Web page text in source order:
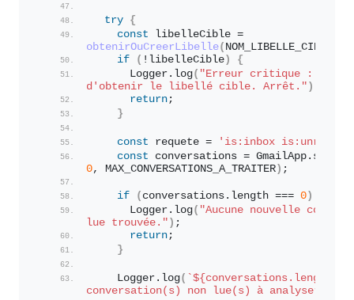
try {
const
obtenirOuCreerLibelle( NOM_LIBELLE_CIBLE
if
( !libelleCible )
{
      Logger.
log( "Erreur critique :
d'obtenir le libellé cible. Arrêt." )
return;
}
const requete = 'is:inbox is:unread'
const conversations = GmailApp. search
0, MAX_CONVERSATIONS_A_TRAITER ) ;
if ( conversations. length === 0 )
      Logger.
log( "Aucune nouvelle
lue trouvée." ) ;
return;
}
    Logger.
log( `${conversations.length}
conversation(s) non lue(s) à analyser.`